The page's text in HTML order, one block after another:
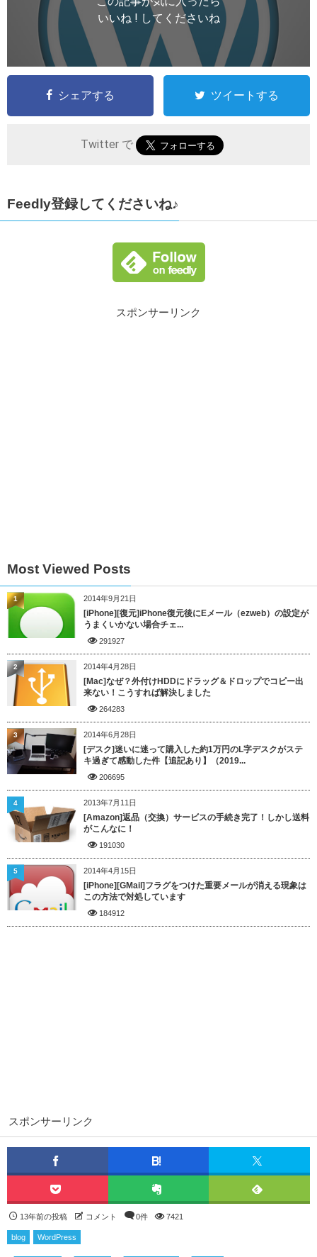
いいね ! してくださいね
シェアする ツイートする
Twitter で
Feedly登録してくださいね♪
スポンサーリンク
Most Viewed Posts
2014年9月21日
[iPhone][復元]iPhone復元後にEメール（ezweb）の設定が
うまくいかない場合チェ...
291927
1
2014年4月28日
[Mac]なぜ？外付けHDDにドラッグ＆ドロップでコピー出
来ない！こうすれば解決しました
264283
2
2014年6月28日
[デスク]迷いに迷って購入した約1万円のL字デスクがステ
キ過ぎて感動した件【追記あり】（2019...
206695
3
2013年7月11日
[Amazon]返品（交換）サービスの手続き完了！しかし送料
がこんなに！
191030
4
2014年4月15日
[iPhone][GMail]フラグをつけた重要メールが消える現象は
この方法で対処しています
184912
5
スポンサーリンク
13年前の投稿 コメント 0件 7421
blog WordPress